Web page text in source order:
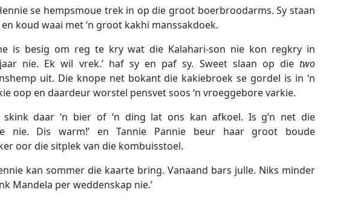
se hempsmoue trek in op die groot boerbroodarms. Sy staan
koud waai met ‘n groot kakhi manssakdoek.
is besig om reg te kry wat die Kalahari-son nie kon regkry in
nie. Ek wil vrek.’ haf sy en paf sy. Sweet slaan op dietwo
uit. Die knope net bokant die kakiebroek se gordel is in ‘n
oop en daardeur worstel pensvet soos ‘n vroeggebore varkie.
skink daar ‘n bier of ‘n ding lat ons kan afkoel. Is g’n net die
nie. Dis warm!’ en Tannie Pannie beur haar groot boude
oor die sitplek van die kombuisstoel.
kan sommer die kaarte bring. Vanaand bars julle. Niks minder
Mandela per weddenskap nie.’